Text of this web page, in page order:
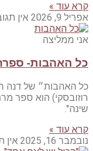
קרא עוד »
אפריל 9, 2026
אין
אני ממליצה
כל האהבות-
כל האהבות״ של דנה
רוזובסקי) הוא ספר
שינה".
קרא עוד »
נובמבר 16, 2025
אין